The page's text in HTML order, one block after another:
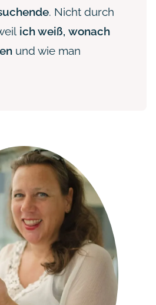
. Nicht durch
ich weiß, wonach
und wie man